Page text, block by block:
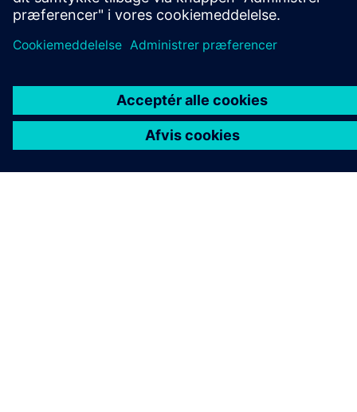
FIRMAOPLYSNINGER
JOB OG KARRIERE